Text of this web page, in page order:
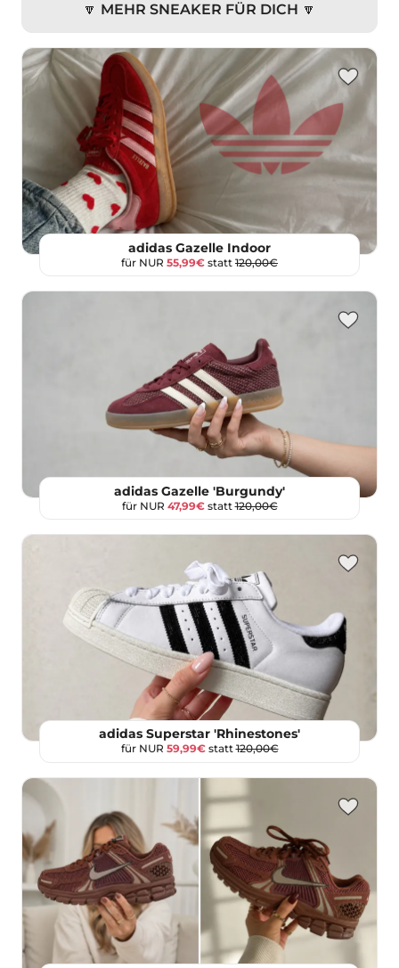
🔽 MEHR SNEAKER FÜR DICH 🔽
adidas Gazelle Indoor
für NUR 55,99€ statt 120,00€
adidas Gazelle 'Burgundy'
für NUR 47,99€statt120,00€
adidas Superstar 'Rhinestones'
für NUR 59,99€statt120,00€